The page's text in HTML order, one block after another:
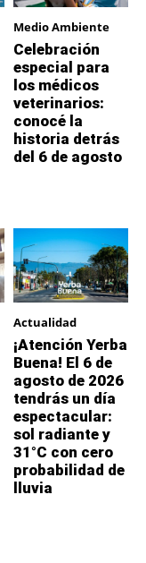
Medio Ambiente
Celebración
especial para
los médicos
veterinarios:
conocé la
historia detrás
del 6 de agosto
Actualidad
¡Atención Yerba
Buena! El 6 de
agosto de 2026
tendrás un día
espectacular:
sol radiante y
31°C con cero
probabilidad de
lluvia